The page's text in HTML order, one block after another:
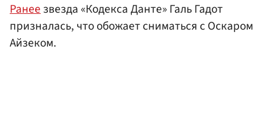
Ранеезвезда «Кодекса Данте» Галь Гадот
призналась, что обожает сниматься с Оскаром
Айзеком.